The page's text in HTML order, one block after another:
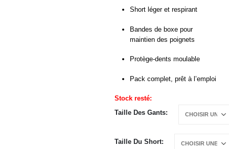
Short léger et respirant
Bandes de boxe pour
maintien des poignets
Protège-dents moulable
Pack complet, prêt à l’emploi
Stock resté:
Taille Des Gants
Taille Du Short